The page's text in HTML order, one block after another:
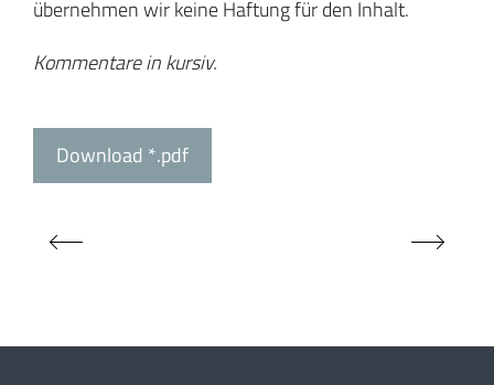
übernehmen wir keine Haftung für den Inhalt.
Kommentare in kursiv.
Download *.pdf